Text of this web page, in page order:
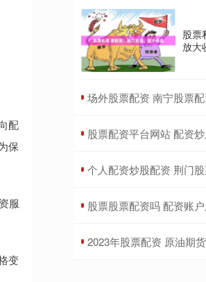
配
保
服
变
股票
放大
场外股票配资 南宁股票配资
股票配资平台网站 配资炒股
个人配资炒股配资 荆门股票
股票股票配资吗 配资账
​2023年股票配资 原油期货配资：